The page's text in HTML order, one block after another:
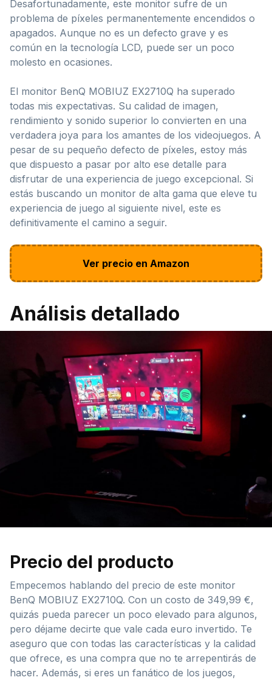
Desafortunadamente, este monitor sufre de un
problema de píxeles permanentemente encendidos o
apagados. Aunque no es un defecto grave y es
común en la tecnología LCD, puede ser un poco
molesto en ocasiones.
El monitor BenQ MOBIUZ EX2710Q ha superado
todas mis expectativas. Su calidad de imagen,
rendimiento y sonido superior lo convierten en una
verdadera joya para los amantes de los videojuegos. A
pesar de su pequeño defecto de píxeles, estoy más
que dispuesto a pasar por alto ese detalle para
disfrutar de una experiencia de juego excepcional. Si
estás buscando un monitor de alta gama que eleve tu
experiencia de juego al siguiente nivel, este es
definitivamente el camino a seguir.
Ver precio en Amazon
Análisis detallado
Precio del producto
Empecemos hablando del precio de este monitor
BenQ MOBIUZ EX2710Q. Con un costo de 349,99 €,
quizás pueda parecer un poco elevado para algunos,
pero déjame decirte que vale cada euro invertido. Te
aseguro que con todas las características y la calidad
que ofrece, es una compra que no te arrepentirás de
hacer. Además, si eres un fanático de los juegos,